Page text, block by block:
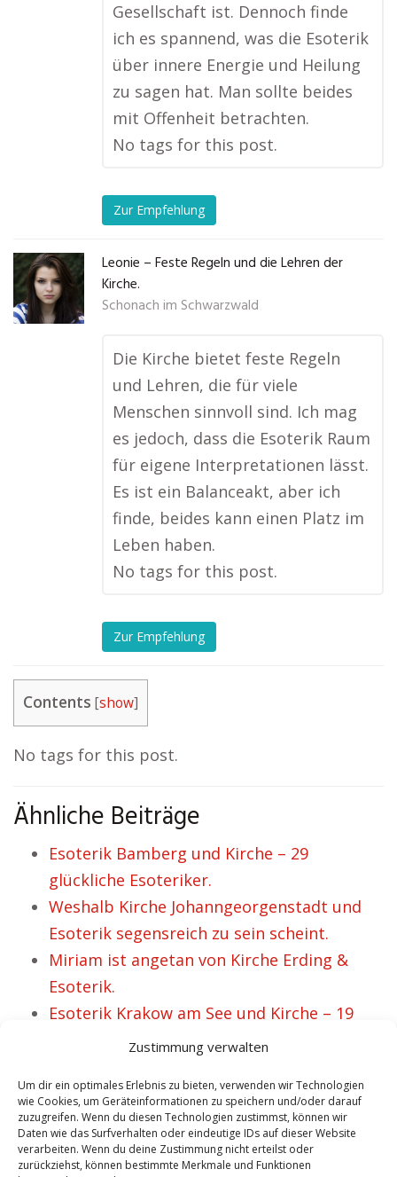
Zustimmung verwalten
Um dir ein optimales Erlebnis zu bieten, verwenden wir Technologien
wie Cookies, um Geräteinformationen zu speichern und/oder darauf
zuzugreifen. Wenn du diesen Technologien zustimmst, können wir
Daten wie das Surfverhalten oder eindeutige IDs auf dieser Website
verarbeiten. Wenn du deine Zustimmung nicht erteilst oder
zurückziehst, können bestimmte Merkmale und Funktionen
Gesellschaft ist. Dennoch finde
ich es spannend, was die Esoterik
über innere Energie und Heilung
zu sagen hat. Man sollte beides
mit Offenheit betrachten.
No tags for this post.
Zur Empfehlung
Leonie – Feste Regeln und die Lehren der
Kirche.
Schonach im Schwarzwald
Die Kirche bietet feste Regeln
und Lehren, die für viele
Menschen sinnvoll sind. Ich mag
es jedoch, dass die Esoterik Raum
für eigene Interpretationen lässt.
Es ist ein Balanceakt, aber ich
finde, beides kann einen Platz im
Leben haben.
No tags for this post.
Zur Empfehlung
Contents [show]
No tags for this post.
Ähnliche Beiträge
Esoterik Bamberg und Kirche – 29
glückliche Esoteriker.
Weshalb Kirche Johanngeorgenstadt und
Esoterik segensreich zu sein scheint.
Miriam ist angetan von Kirche Erding &
Esoterik.
Esoterik Krakow am See und Kirche – 19
frohe Esoteriker.
Tradition und Sicherheit von zig Menschen.
VORHERIGER ARTIKEL NÄCHSTER ARTIKEL